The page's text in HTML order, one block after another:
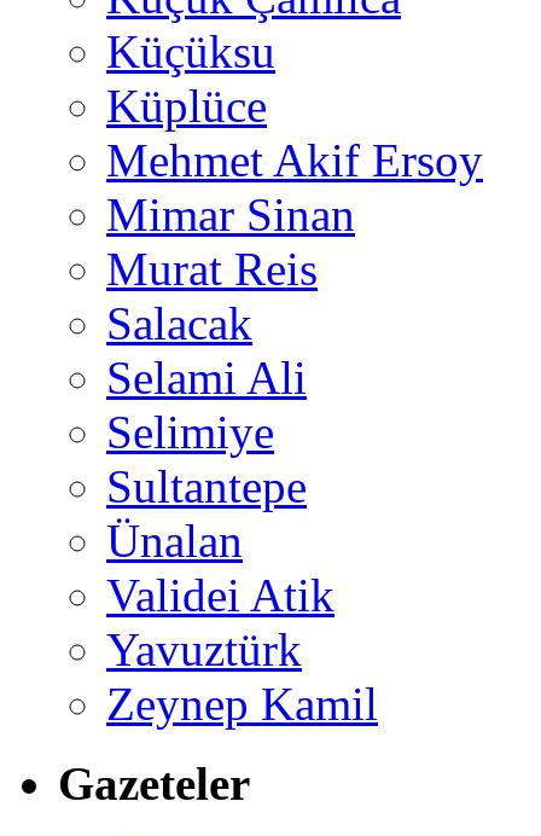
Küçüksu
Küplüce
Mehmet Akif Ersoy
Mimar Sinan
Murat Reis
Salacak
Selami Ali
Selimiye
Sultantepe
Ünalan
Validei Atik
Yavuztürk
Zeynep Kamil
Gazeteler